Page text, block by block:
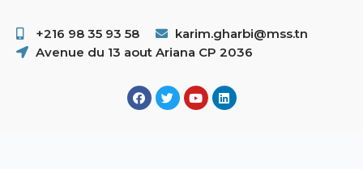
+216 98 35 93 58 ​
karim.gharbi@mss.tn
Avenue du 13 aout Ariana CP 2036